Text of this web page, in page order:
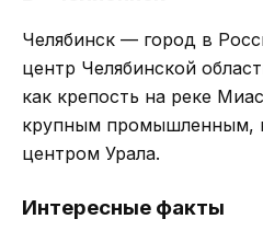
Челябинск — город в
центр Челябинской
как крепость на реке
крупным промышленным,
центром Урала.
Интересные факты